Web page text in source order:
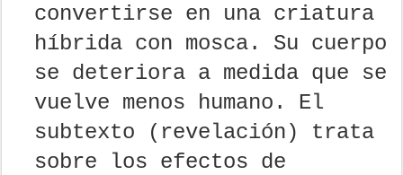
convertirse en una criatura
híbrida con mosca. Su cuerpo
se deteriora a medida que se
vuelve menos humano. El
subtexto (revelación) trata
sobre los efectos de